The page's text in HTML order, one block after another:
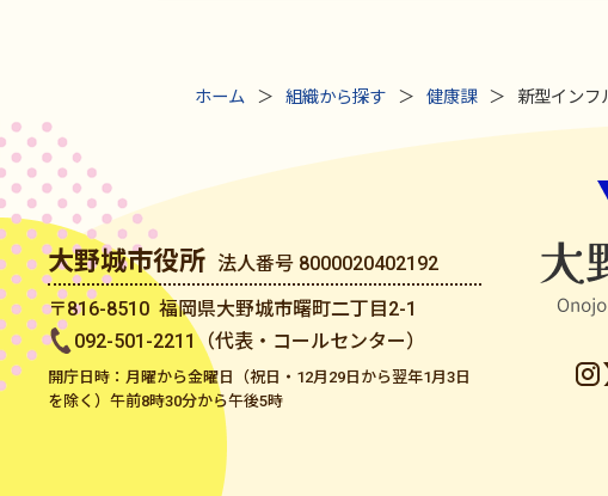
ホーム 組織から探す 健康課 新型インフ
大野城市役所
法人番号 8000020402192
〒816-8510 福岡県大野城市曙町二丁目2-1
092-501-2211（代表・コールセンター）
開庁日時：月曜から金曜日（祝日・12月29日から翌年1月3日
を除く）午前8時30分から午後5時